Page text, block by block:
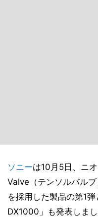
ソニーは10月5日、ニ
Valve（テンソルバル
を採用した製品の第1
DX1000」も発表しま